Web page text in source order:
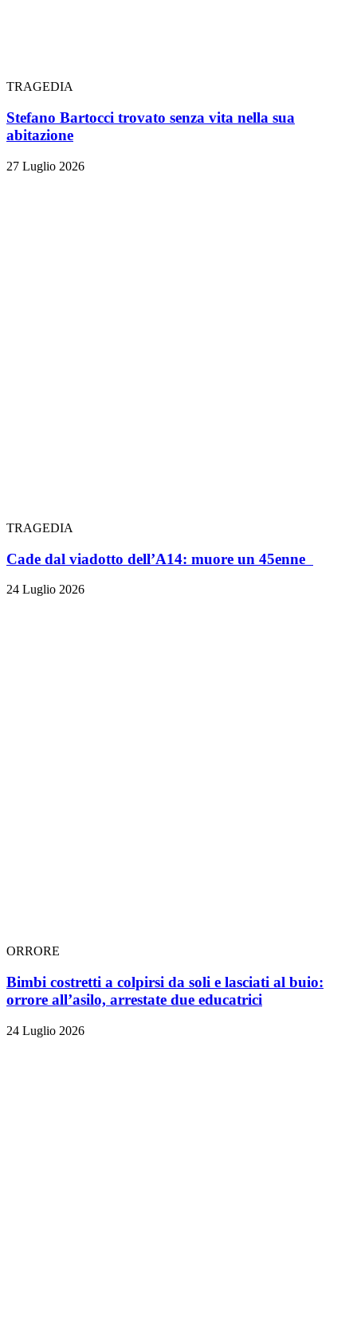
TRAGEDIA
Stefano Bartocci trovato senza vita nella sua
abitazione
27 Luglio 2026
TRAGEDIA
Cade dal viadotto dell’A14: muore un 45enne
24 Luglio 2026
ORRORE
Bimbi costretti a colpirsi da soli e lasciati al buio:
orrore all’asilo, arrestate due educatrici
24 Luglio 2026